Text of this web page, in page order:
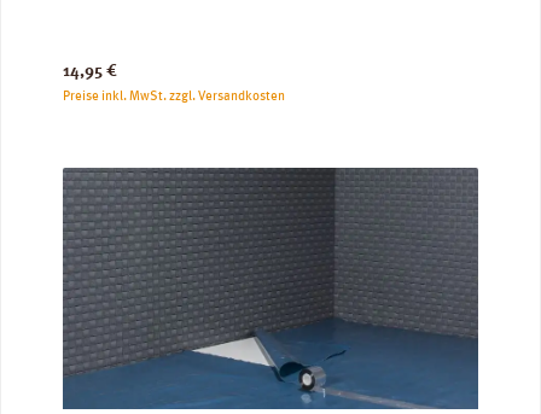
Regulärer Preis:
14,95 €
Preise inkl. MwSt. zzgl. Versandkosten